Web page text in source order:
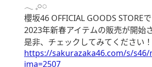
‪𓂃 𓈒𓏸◌‬
櫻坂46 OFFICIAL GOODS STOREで
2023年新春アイテムの販売が開始
是非、チェックしてみてください！
https://sakurazaka46.com/s/s46/
ima=2507